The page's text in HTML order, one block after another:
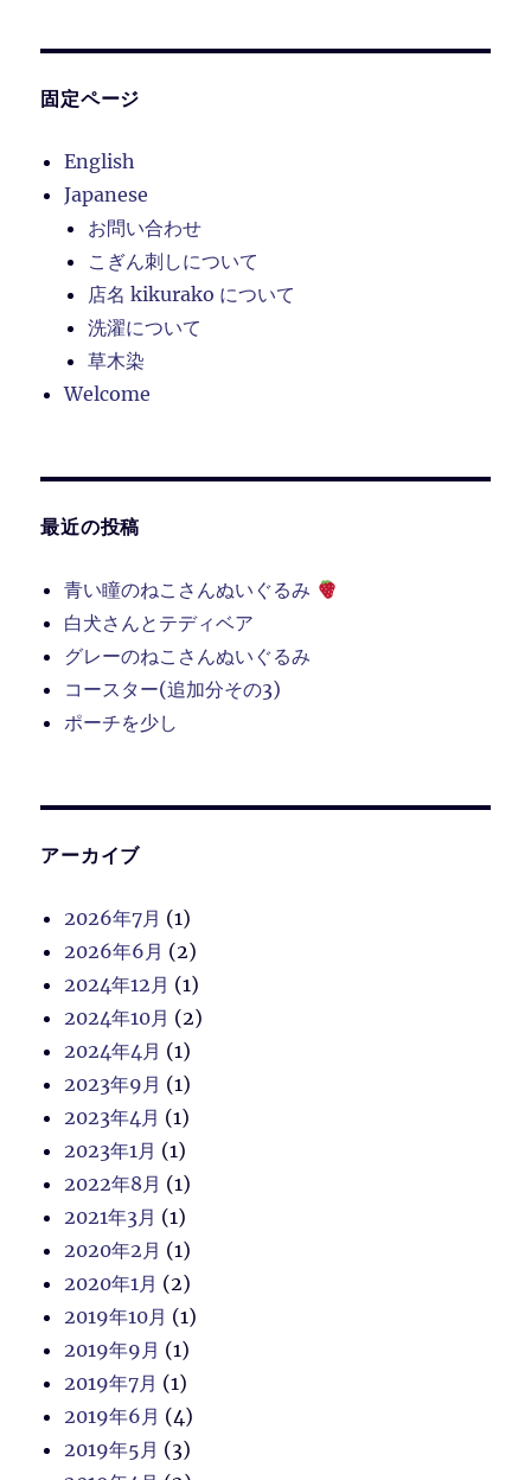
固定ページ
English
Japanese
お問い合わせ
こぎん刺しについて
店名 kikurako について
洗濯について
草木染
Welcome
最近の投稿
青い瞳のねこさんぬいぐるみ
白犬さんとテディベア
グレーのねこさんぬいぐるみ
コースター(追加分その3)
ポーチを少し
アーカイブ
2026年7月 (1)
2026年6月 (2)
2024年12月 (1)
2024年10月 (2)
2024年4月 (1)
2023年9月 (1)
2023年4月 (1)
2023年1月 (1)
2022年8月 (1)
2021年3月 (1)
2020年2月 (1)
2020年1月 (2)
2019年10月 (1)
2019年9月 (1)
2019年7月 (1)
2019年6月 (4)
2019年5月 (3)